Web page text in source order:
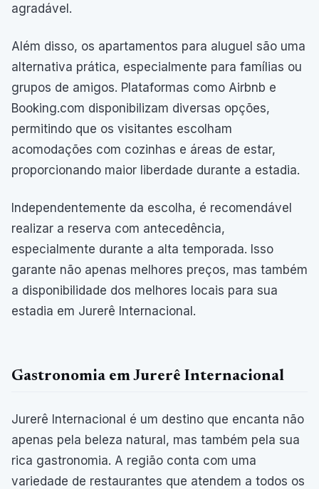
agradável.
Além disso, os apartamentos para aluguel são uma
alternativa prática, especialmente para famílias ou
grupos de amigos. Plataformas como Airbnb e
Booking.com disponibilizam diversas opções,
permitindo que os visitantes escolham
acomodações com cozinhas e áreas de estar,
proporcionando maior liberdade durante a estadia.
Independentemente da escolha, é recomendável
realizar a reserva com antecedência,
especialmente durante a alta temporada. Isso
garante não apenas melhores preços, mas também
a disponibilidade dos melhores locais para sua
estadia em Jurerê Internacional.
Gastronomia em Jurerê Internacional
Jurerê Internacional é um destino que encanta não
apenas pela beleza natural, mas também pela sua
rica gastronomia. A região conta com uma
variedade de restaurantes que atendem a todos os